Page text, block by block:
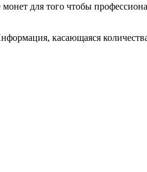
для того чтобы
касающаяся